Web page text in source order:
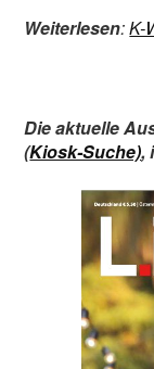
Weiterlesen:K-
Die aktuelle
(Kiosk-Suche),